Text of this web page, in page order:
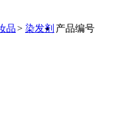
品> 染发剂 产品编号